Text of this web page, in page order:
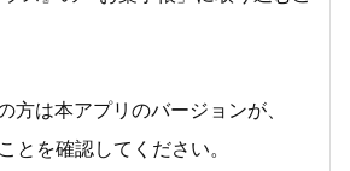
方は本アプリのバージョンが、
とを確認してください。